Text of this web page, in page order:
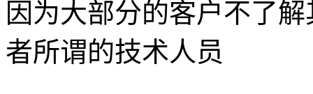
因为大部分的客户不了
者所谓的技术人员